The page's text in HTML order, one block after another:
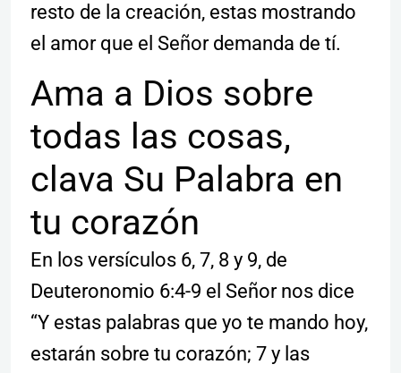
resto de la creación, estas mostrando
el amor que el Señor demanda de tí.
Ama a Dios sobre
todas las cosas,
clava Su Palabra en
tu corazón
En los versículos 6, 7, 8 y 9, de
Deuteronomio 6:4-9 el Señor nos dice
“Y estas palabras que yo te mando hoy,
estarán sobre tu corazón; 7 y las